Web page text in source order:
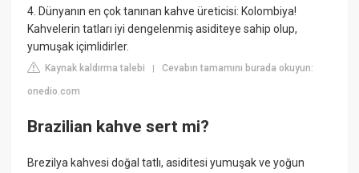
4. Dünyanın en çok tanınan kahve üreticisi: Kolombiya!
Kahvelerin tatları iyi dengelenmiş asiditeye sahip olup,
yumuşak içimlidirler.
Kaynak kaldırma talebi |Cevabın tamamını burada okuyun:
onedio.com
Brazilian kahve sert mi?
Brezilya kahvesi doğal tatlı, asiditesi yumuşak ve yoğun